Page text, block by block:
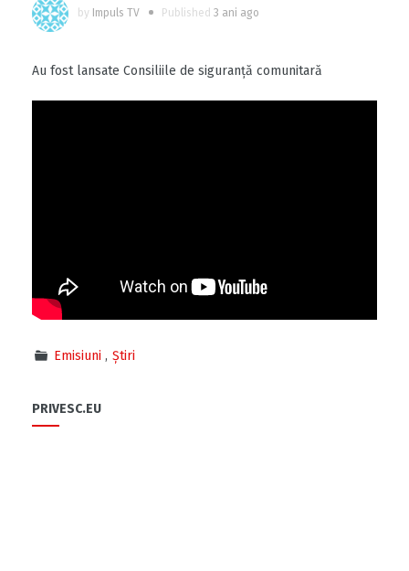
by Impuls TV Published 3 ani ago
Au fost lansate Consiliile de siguranță comunitară
Emisiuni Știri
PRIVESC.EU